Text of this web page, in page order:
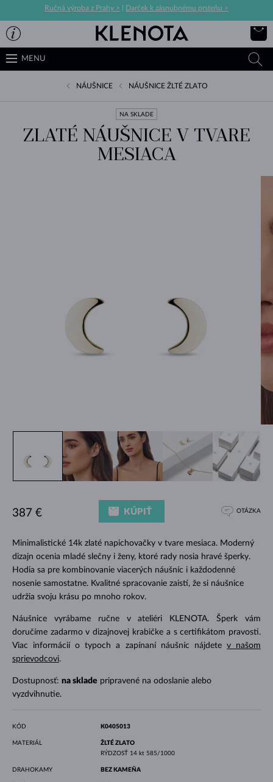
Ručná výroba z Prahy > Darček k zásnubnému prsteňu >
MENU
NÁUŠNICE NÁUŠNICE ŽLTÉ ZLATO
NA SKLADE
ZLATÉ NÁUŠNICE V TVARE
MESIACA
Minimalistické 14k zlaté napichovačky v tvare mesiaca. Moderný
dizajn ocenia mladé slečny i ženy, ktoré rady nosia hravé šperky.
Hodia sa pre kombinovanie viacerých náušníc i každodenné
nosenie samostatne. Kvalitné spracovanie zaistí, že si náušnice
udržia svoju krásu po mnoho rokov.
Náušnice vyrábame ručne v ateliéri KLENOTA. Šperk vám
doručíme zadarmo v dizajnovej krabičke a s certifikátom pravosti.
Viac informácií o typoch a zapínaní náušníc nájdete v našom
sprievodcovi.
Dostupnosť: na sklade pripravené na odoslanie alebo
vyzdvihnutie.
387 € KÚPIŤ OTÁZKA
KÓD K0405013
MATERIÁL
ŽLTÉ ZLATO
RÝDZOSŤ 14 kt 585/1000
DRAHOKAMY BEZ KAMEŇA